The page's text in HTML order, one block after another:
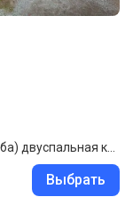
Выбрать